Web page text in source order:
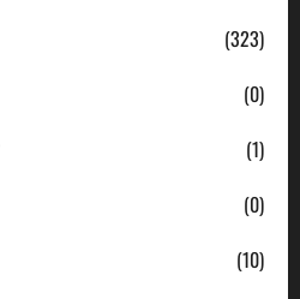
(323)
(0)
(1)
(0)
(10)